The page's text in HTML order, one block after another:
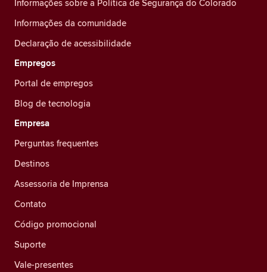
Informações sobre a Política de Segurança do Colorado
Informações da comunidade
Declaração de acessibilidade
Empregos
Portal de empregos
Blog de tecnologia
Empresa
Perguntas frequentes
Destinos
Assessoria de Imprensa
Contato
Código promocional
Suporte
Vale-presentes